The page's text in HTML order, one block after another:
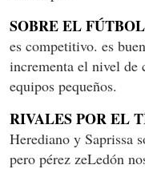
SOBRE EL
es competitivo. es
incrementa el nivel de
equipos pequeños.
RIVALES POR EL
Herediano y Saprissa
pero pérez zeLedón